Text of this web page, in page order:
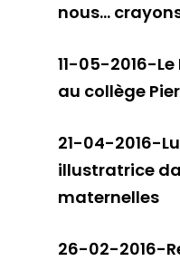
nous…
11-05-2016-
au collège
21-04-2016-
illustratrice
maternelles
26-02-2016-